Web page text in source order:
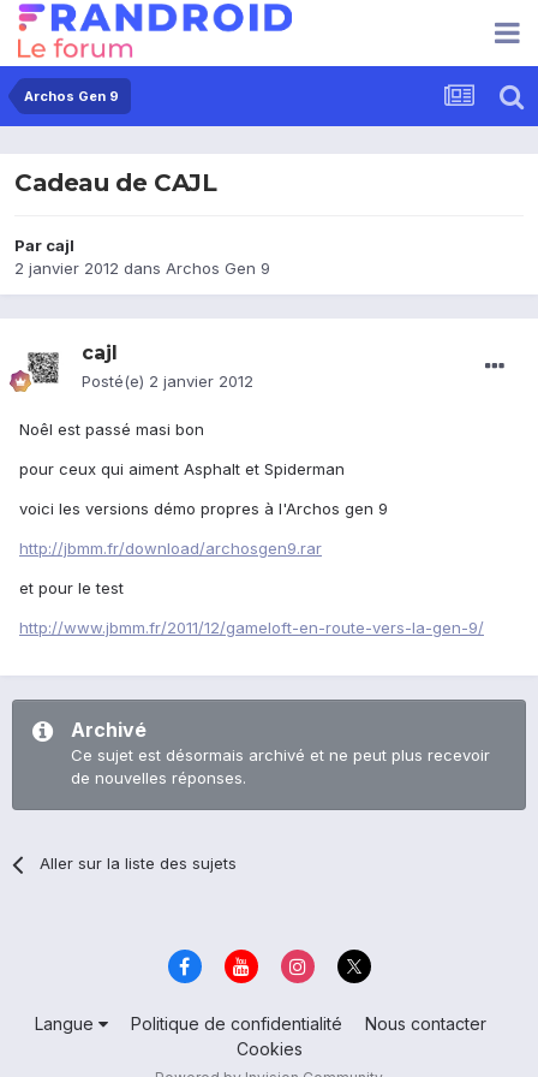
Archos Gen 9
Cadeau de CAJL
Par cajl
2 janvier 2012 dans Archos Gen 9
cajl
Posté(e) 2 janvier 2012
Noêl est passé masi bon
pour ceux qui aiment Asphalt et Spiderman
voici les versions démo propres à l'Archos gen 9
http://jbmm.fr/download/archosgen9.rar
et pour le test
http://www.jbmm.fr/2011/12/gameloft-en-route-vers-la-gen-9/
Archivé
Ce sujet est désormais archivé et ne peut plus recevoir
de nouvelles réponses.
Aller sur la liste des sujets
Langue Politique de confidentialité
Nous contacter
Cookies